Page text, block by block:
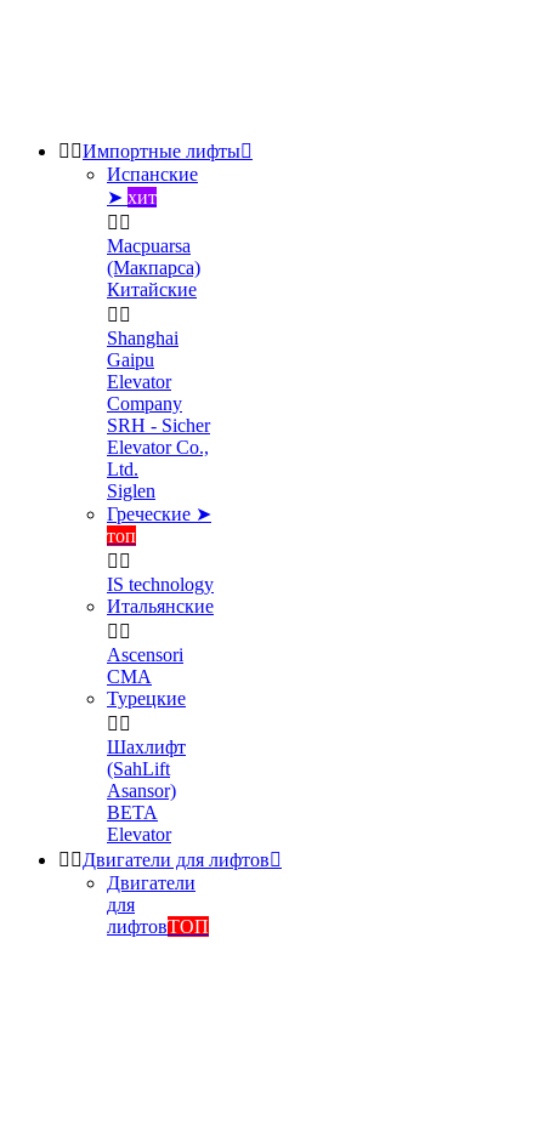
 Импортные лифты
Испанские
➤ хит
 
Macpuarsa
(Макпарса)
Китайские
 
Shanghai
Gaipu
Elevator
Company
SRH - Sicher
Elevator Co.,
Ltd.
Siglen
Греческие ➤
топ
 
IS technology
Итальянские
 
Ascensori
CMA
Турецкие
 
Шахлифт
(SahLift
Asansor)
BETA
Elevator
 Двигатели для лифтов
Двигатели
для
лифтовТОП